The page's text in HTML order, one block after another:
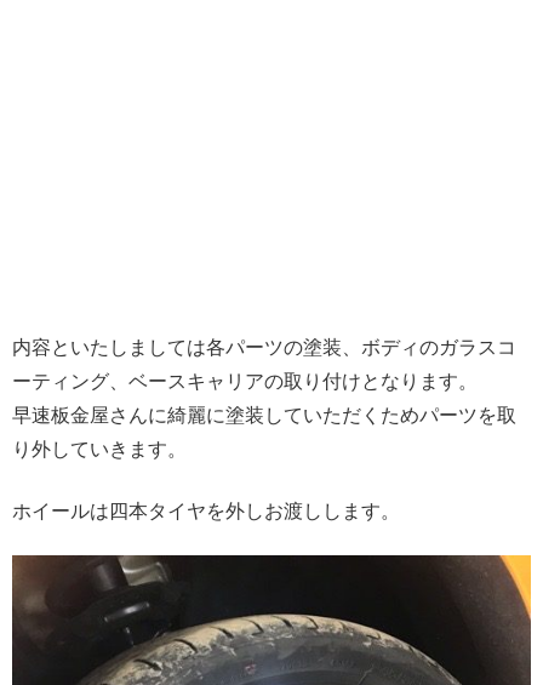
内容といたしましては各パーツの塗装、ボディのガラスコ
ーティング、ベースキャリアの取り付けとなります。
早速板金屋さんに綺麗に塗装していただくためパーツを取
り外していきます。
ホイールは四本タイヤを外しお渡しします。